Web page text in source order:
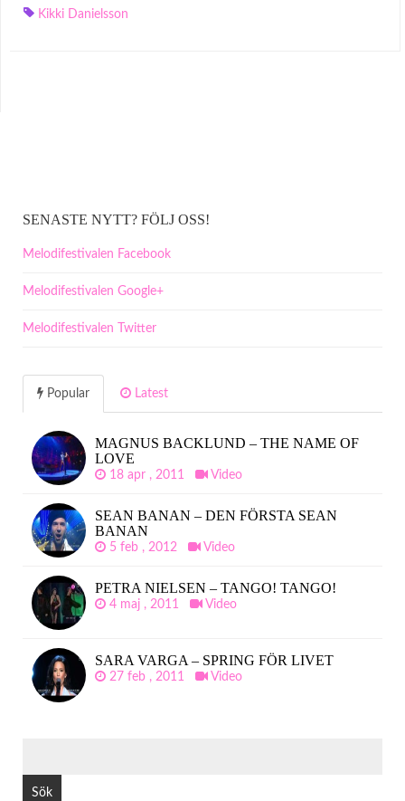
Kikki Danielsson
SENASTE NYTT? FÖLJ OSS!
Melodifestivalen Facebook
Melodifestivalen Google+
Melodifestivalen Twitter
Popular Latest
MAGNUS BACKLUND – THE NAME OF
LOVE
18 apr , 2011 Video
SEAN BANAN – DEN FÖRSTA SEAN
BANAN
5 feb , 2012 Video
PETRA NIELSEN – TANGO! TANGO!
4 maj , 2011 Video
SARA VARGA – SPRING FÖR LIVET
27 feb , 2011 Video